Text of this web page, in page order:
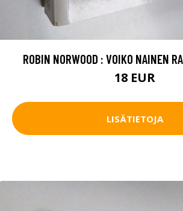
ROBIN NORWOOD : VOIKO NAINEN
18 EUR
LISÄTIETOJA